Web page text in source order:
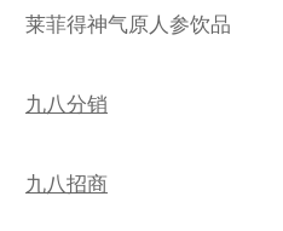
莱菲得神气原人参饮品
九八分销
九八招商